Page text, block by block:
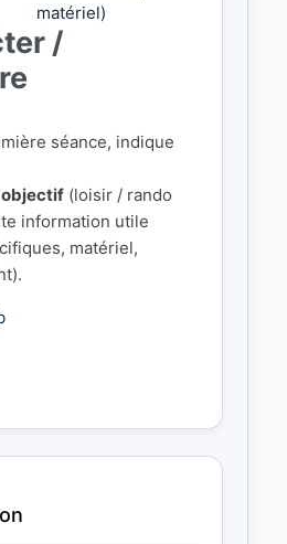
matériel)
/
séance, indique
objectif (loisir / rando
information utile
matériel,